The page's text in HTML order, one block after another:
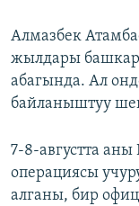
Алмазбек
жылдары
абагында. Ал
байланыштуу
7-8-августта
операциясы
алганы, бир